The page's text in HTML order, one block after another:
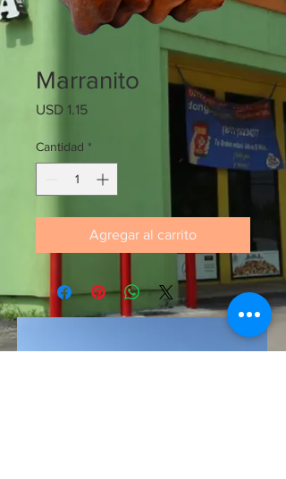
Marranito
USD 1.15Precio
Cantidad *
Agregar al carrito